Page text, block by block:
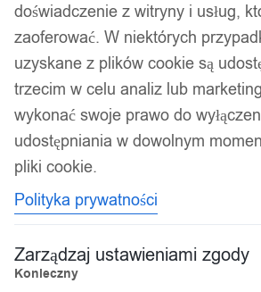
doświadczenie z witryny i usług,
zaoferować. W niektórych
uzyskane z plików cookie są
trzecim w celu analiz lub
wykonać swoje prawo do
udostępniania w dowolnym
pliki cookie.
Polityka prywatności
Zarządzaj ustawieniami zgody
Konieczny